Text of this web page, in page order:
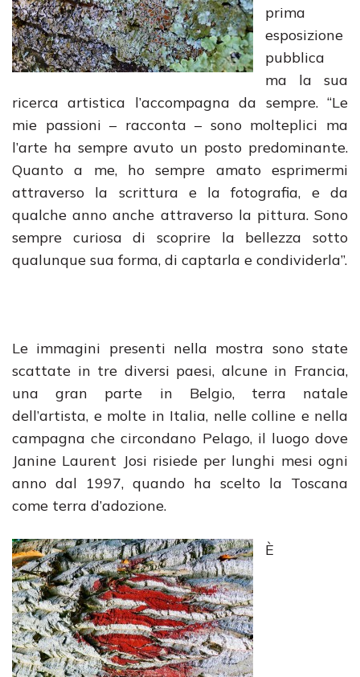
prima
esposizione
pubblica
ma la sua
ricerca artistica l’accompagna da sempre. “Le
mie passioni – racconta – sono molteplici ma
l’arte ha sempre avuto un posto predominante.
Quanto a me, ho sempre amato esprimermi
attraverso la scrittura e la fotografia, e da
qualche anno anche attraverso la pittura. Sono
sempre curiosa di scoprire la bellezza sotto
qualunque sua forma, di captarla e condividerla”.
Le immagini presenti nella mostra sono state
scattate in tre diversi paesi, alcune in Francia,
una gran parte in Belgio, terra natale
dell’artista, e molte in Italia, nelle colline e nella
campagna che circondano Pelago, il luogo dove
Janine Laurent Josi risiede per lunghi mesi ogni
anno dal 1997, quando ha scelto la Toscana
come terra d’adozione.
È